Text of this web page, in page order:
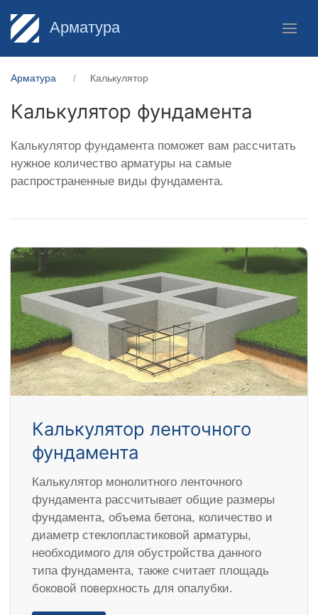
Арматура
Арматура Калькулятор
Калькулятор фундамента
Калькулятор фундамента поможет вам рассчитать
нужное количество арматуры на самые
распространенные виды фундамента.
Калькулятор ленточного
фундамента
Калькулятор монолитного ленточного
фундамента рассчитывает общие размеры
фундамента, объема бетона, количество и
диаметр стеклопластиковой арматуры,
необходимого для обустройства данного
типа фундамента, также считает площадь
боковой поверхность для опалубки.